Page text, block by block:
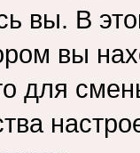
вы. В
вы
для